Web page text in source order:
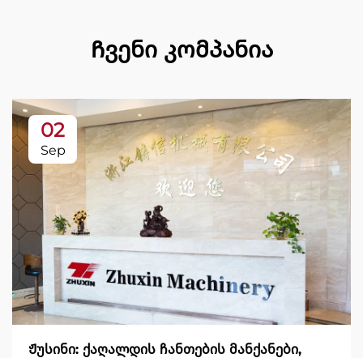
Ჩვენი კომპანია
02
Sep
Ჟუსინი: ქაღალდის ჩანთების მანქანები,